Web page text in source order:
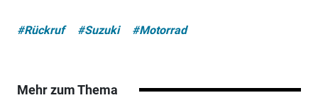
#Rückruf #Suzuki #Motorrad
Mehr zum Thema